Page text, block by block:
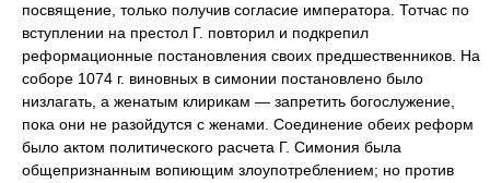
посвящение, только получив согласие императора. Тотчас по
вступлении на престол Г. повторил и подкрепил
реформационные постановления своих предшественников. На
соборе 1074 г. виновных в симонии постановлено было
низлагать, а женатым клирикам — запретить богослужение,
пока они не разойдутся с женами. Соединение обеих реформ
было актом политического расчета Г. Симония была
общепризнанным вопиющим злоупотреблением; но против